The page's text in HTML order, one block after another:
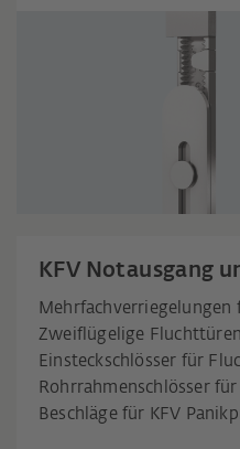
KFV Notausgang
Mehrfachverriegelungen
Zweiflügelige Fluchttüren
Einsteckschlösser für
Rohrrahmenschlösser
Beschläge für KFV